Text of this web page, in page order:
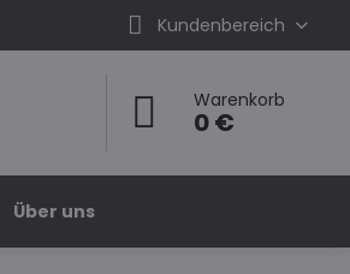
Kundenbereich
Warenkorb
0 €
Über uns